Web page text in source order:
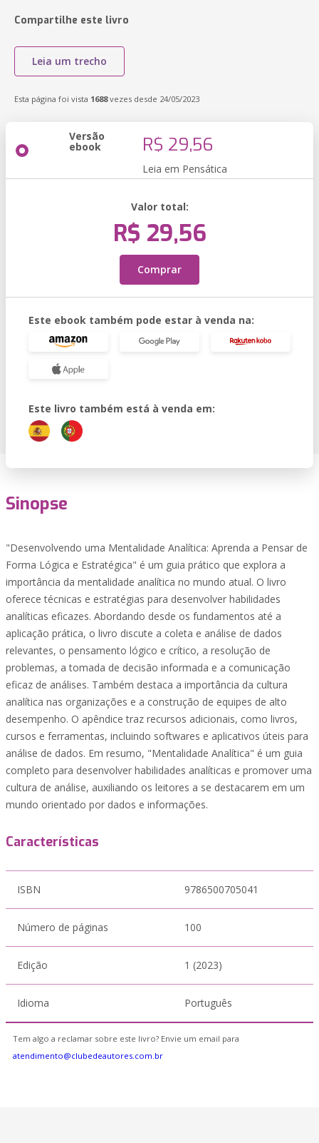
Compartilhe este livro
Leia um trecho
Esta página foi vista 1688vezes desde 24/05/2023
Versão
ebook R$ 29,56
Leia em Pensática
Valor total:
R$ 29,56
Comprar
Este ebook também pode estar à venda na:
Este livro também está à venda em:
Sinopse
"Desenvolvendo uma Mentalidade Analítica: Aprenda a Pensar de
Forma Lógica e Estratégica" é um guia prático que explora a
importância da mentalidade analítica no mundo atual. O livro
oferece técnicas e estratégias para desenvolver habilidades
analíticas eficazes. Abordando desde os fundamentos até a
aplicação prática, o livro discute a coleta e análise de dados
relevantes, o pensamento lógico e crítico, a resolução de
problemas, a tomada de decisão informada e a comunicação
eficaz de análises. Também destaca a importância da cultura
analítica nas organizações e a construção de equipes de alto
desempenho. O apêndice traz recursos adicionais, como livros,
cursos e ferramentas, incluindo softwares e aplicativos úteis para
análise de dados. Em resumo, "Mentalidade Analítica" é um guia
completo para desenvolver habilidades analíticas e promover uma
cultura de análise, auxiliando os leitores a se destacarem em um
mundo orientado por dados e informações.
Características
ISBN 9786500705041
Número de páginas 100
Edição 1 (2023)
Idioma Português
Tem algo a reclamar sobre este livro? Envie um email para
atendimento@clubedeautores.com.br